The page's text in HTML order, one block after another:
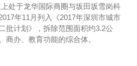
处于龙华国际商圈与坂田坂雪岗科
年11月列入《2017年深圳市城市
批计划》，拆除范围面积约3.2公
商办、教育功能的综合体。